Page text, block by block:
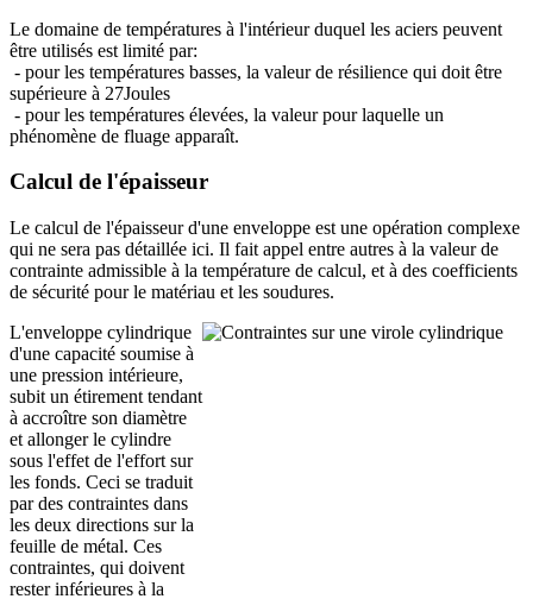
Le domaine de températures à l'intérieur duquel les aciers peuvent
être utilisés est limité par:
- pour les températures basses, la valeur de résilience qui doit être
supérieure à 27Joules
- pour les températures élevées, la valeur pour laquelle un
phénomène de fluage apparaît.
Calcul de l'épaisseur
Le calcul de l'épaisseur d'une enveloppe est une opération complexe
qui ne sera pas détaillée ici. Il fait appel entre autres à la valeur de
contrainte admissible à la température de calcul, et à des coefficients
de sécurité pour le matériau et les soudures.
L'enveloppe cylindrique
d'une capacité soumise à
une pression intérieure,
subit un étirement tendant
à accroître son diamètre
et allonger le cylindre
sous l'effet de l'effort sur
les fonds. Ceci se traduit
par des contraintes dans
les deux directions sur la
feuille de métal. Ces
contraintes, qui doivent
rester inférieures à la